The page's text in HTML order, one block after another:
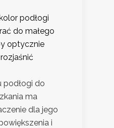
podłogi
do małego
optycznie
podłogi do
ma
dla jego
i